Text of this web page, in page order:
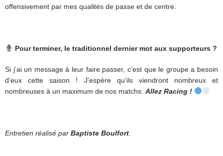
offensivement par mes qualités de passe et de centre.
Pour terminer, le traditionnel dernier mot aux supporteurs ?
Si j’ai un message à leur faire passer, c’est que le groupe a besoin
d’eux cette saison ! J’espère qu’ils viendront nombreux et
nombreuses à un maximum de nos matchs. Allez Racing !
Entretien réalisé par Baptiste Boulfort